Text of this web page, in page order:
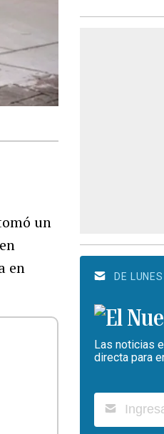
un
en
DE
Las noticias
directa para